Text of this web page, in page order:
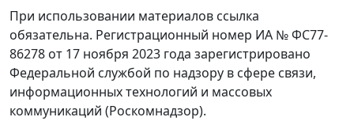
При использовании материалов ссылка
обязательна. Регистрационный номер ИА № ФС77-
86278 от 17 ноября 2023 года зарегистрировано
Федеральной службой по надзору в сфере связи,
информационных технологий и массовых
коммуникаций (Роскомнадзор).